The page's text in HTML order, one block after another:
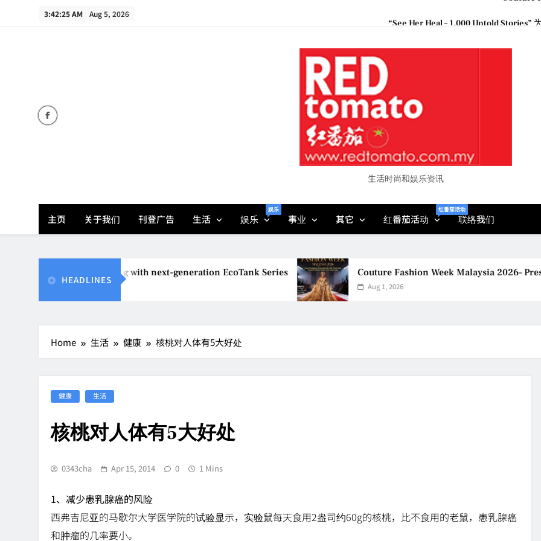
3:42:26 AM Aug 5, 2026
“See Her Heal – 1,000 Untold
生活时尚和娱乐资讯
主页 关于我们 刊登广告 生活 娱乐
娱乐
事业 其它 红番茄活动
红番茄活动
联络我们
HEADLINES
affordable printing with next-generation EcoTank Series Couture Fashion Week Malaysia 2026– Press
Aug 1, 2026
Home 生活 健康 核桃对人体有5大好处
健康 生活
核桃对人体有5大好处
0343cha Apr 15, 2014 0 1 Mins
1、减少患乳腺癌的风险
西弗吉尼亚的马歇尔大学医学院的试验显示，实验鼠每天食用2盎司约60g的核桃，比不食用的老鼠，患乳腺癌
和肿瘤的几率要小。